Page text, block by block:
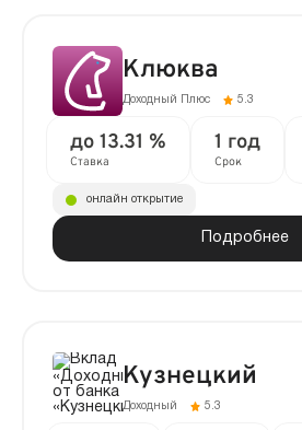
Клюква
Доходный Плюс 5.3
до 13.31 %
Ставка
1 год
Срок
Подробнее
онлайн открытие
Кузнецкий
Доходный 5.3